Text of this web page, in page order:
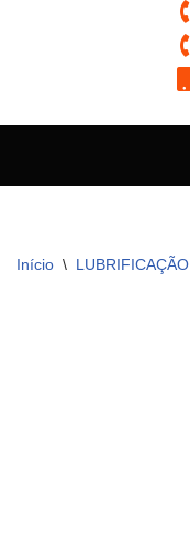
Início \ LUBRIFICAÇÃO